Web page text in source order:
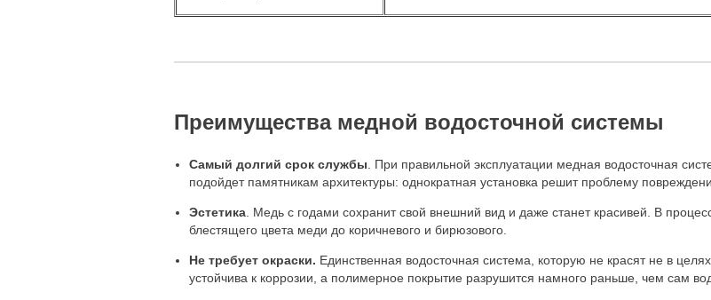
Преимущества медной водосточной системы
Самый долгий срок службы. При правильной эксплуатации медная водосточная
подойдет памятникам архитектуры: однократная установка решит проблему
Эстетика. Медь с годами сохранит свой внешний вид и даже станет красивей. В
блестящего цвета меди до коричневого и бирюзового.
Не требует окраски. Единственная водосточная система, которую не красят не в
устойчива к коррозии, а полимерное покрытие разрушится намного раньше, чем сам